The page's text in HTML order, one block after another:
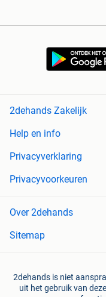
2dehands Zakelijk
Help en info
Privacyverklaring
Privacyvoorkeuren
Over 2dehands
Sitemap
2dehands is niet
uit het gebruik van